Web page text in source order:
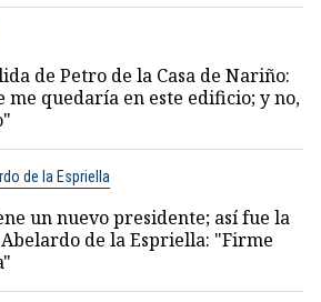
de Petro de la Casa de Nariño:
me quedaría en este edificio; y no,
de la Espriella
un nuevo presidente; así fue la
de la Espriella: "Firme